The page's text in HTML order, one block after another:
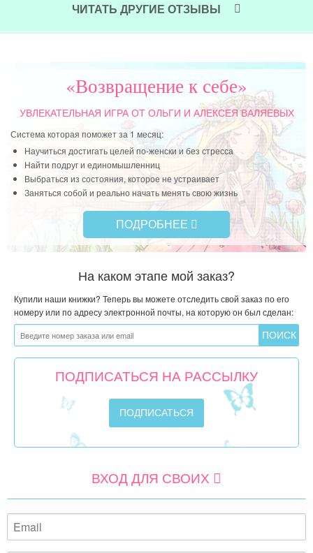
ЧИТАТЬ ДРУГИЕ ОТЗЫВЫ
«Возвращение к себе»
УВЛЕКАТЕЛЬНАЯ ИГРАОТ ОЛЬГИ И АЛЕКСЕЯ ВАЛЯЕВЫХ
Система которая поможет за 1 месяц:
Научиться достигать целей по-женски и без стресса
Найти подруг и единомышленниц
Выбраться из состояния, которое не устраивает
Заняться собой и реально начать менять свою жизнь
ПОДРОБНЕЕ
На каком этапе мой заказ?
Купили наши книжки? Теперь вы можете отследить свой заказ по его
номеру или по адресу электронной почты, на которую он был сделан:
ПОДПИСАТЬСЯ НА РАССЫЛКУ
ВХОД ДЛЯ СВОИХ